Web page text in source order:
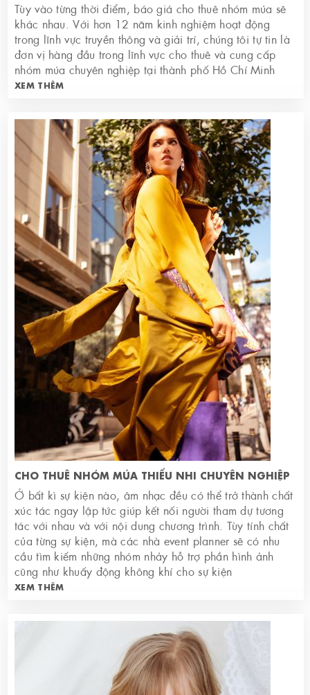
Tùy vào từng thời điểm, báo giá cho thuê nhóm múa sẽ
khác nhau. Với hơn 12 năm kinh nghiệm hoạt động
trong lĩnh vực truyền thông và giải trí, chúng tôi tự tin là
đơn vị hàng đầu trong lĩnh vực cho thuê và cung cấp
nhóm múa chuyên nghiệp tại thành phố Hồ Chí Minh
XEM THÊM
CHO THUÊ NHÓM MÚA THIẾU NHI CHUYÊN NGHIỆP
Ở bất kì sự kiện nào, âm nhạc đều có thể trở thành chất
xúc tác ngay lập tức giúp kết nối người tham dự tương
tác với nhau và với nội dung chương trình. Tùy tính chất
của từng sự kiện, mà các nhà event planner sẽ có nhu
cầu tìm kiếm những nhóm nhảy hỗ trợ phần hình ảnh
cũng như khuấy động không khí cho sự kiện
XEM THÊM